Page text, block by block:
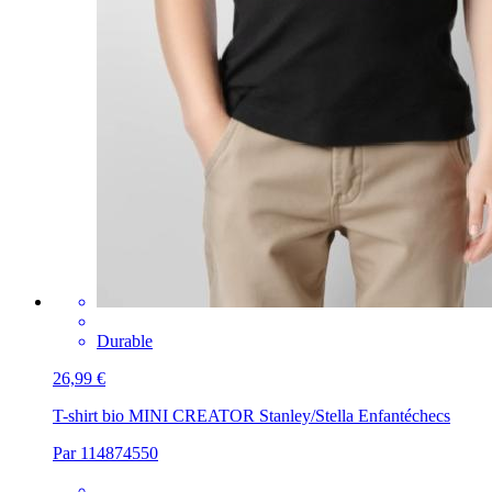
Durable
26,99 €
T-shirt bio MINI CREATOR Stanley/Stella Enfantéchecs
Par 114874550